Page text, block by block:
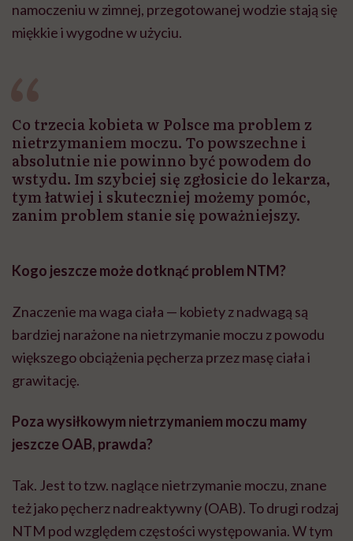
namoczeniu w zimnej, przegotowanej wodzie stają się
miękkie i wygodne w użyciu.
Co trzecia kobieta w Polsce ma problem z
nietrzymaniem moczu. To powszechne i
absolutnie nie powinno być powodem do
wstydu. Im szybciej się zgłosicie do lekarza,
tym łatwiej i skuteczniej możemy pomóc,
zanim problem stanie się poważniejszy.
Kogo jeszcze może dotknąć problem NTM?
Znaczenie ma waga ciała — kobiety z nadwagą są
bardziej narażone na nietrzymanie moczu z powodu
większego obciążenia pęcherza przez masę ciała i
grawitację.
Poza wysiłkowym nietrzymaniem moczu mamy
jeszcze OAB, prawda?
Tak. Jest to tzw. naglące nietrzymanie moczu, znane
też jako pęcherz nadreaktywny (OAB). To drugi rodzaj
NTM pod względem częstości występowania. W tym